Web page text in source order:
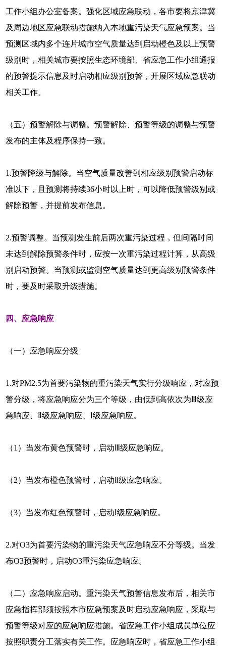
工作小组办公室备案。强化区域应急联动，各市要将京津冀
及周边地区应急联动措施纳入本地重污染天气应急预案。当
预测区域内多个连片城市空气质量达到启动橙色及以上预警
级别时，相关城市要按照生态环境部、省应急工作小组通报
的预警提示信息及时启动相应级别预警，开展区域应急联动
相关工作。
（五）预警解除与调整。预警解除、预警等级的调整与预警
发布的主体及程序保持一致。
1.预警降级与解除。当空气质量改善到相应级别预警启动标
准以下，且预测将持续36小时以上时，可以降低预警级别或
解除预警，并提前发布信息。
2.预警调整。当预测发生前后两次重污染过程，但间隔时间
未达到解除预警条件时，应按一次重污染过程计算，从高级
别启动预警。当预测或监测空气质量达到更高级别预警条件
时，要及时采取升级措施。
四、应急响应
（一）应急响应分级
1.对PM2.5为首要污染物的重污染天气实行分级响应，对应预
警分级，将应急响应分为三个等级，由低到高依次为Ⅲ级应
急响应、Ⅱ级应急响应、Ⅰ级应急响应。
（1）当发布黄色预警时，启动Ⅲ级应急响应。
（2）当发布橙色预警时，启动Ⅱ级应急响应。
（3）当发布红色预警时，启动Ⅰ级应急响应。
2.对O3为首要污染物的重污染天气应急响应不分等级。当发
布O3预警时，启动O3重污染应急响应。
（二）应急响应启动。重污染天气预警信息发布后，相关市
应急指挥部须按照本市应急预案及时启动应急响应，采取与
预警等级对应的应急响应措施。省应急工作小组成员单位应
按照职责分工落实有关工作。应急响应时，省应急工作小组